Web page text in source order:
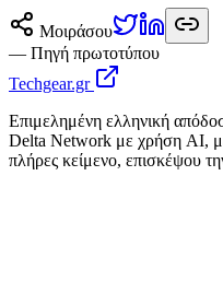
Μοιράσου
— Πηγή πρωτοτύπου
Techgear.gr
Επιμελημένη ελληνική
Delta Network με χρήση AI,
πλήρες κείμενο, επισκέψου